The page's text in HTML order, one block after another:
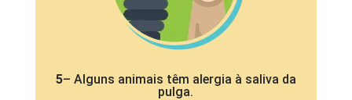
5– Alguns animais têm alergia à saliva da
pulga.